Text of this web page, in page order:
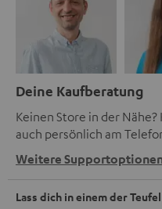
Deine Kaufberatung
Keinen Store in der
auch persönlich am
Weitere
Lass dich in einem der